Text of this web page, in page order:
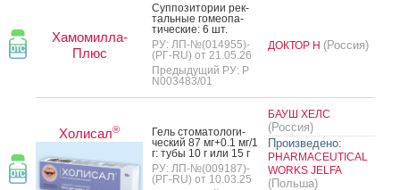
Хамомилла-
Плюс
Суп­по­зито­рии рек­
таль­ные го­ме­опа­
тичес­кие: 6 шт.
РУ: ЛП-№(014955)-
(РГ-RU) от 21.05.26
Предыдущий РУ: Р
N003483/01
ДОКТОР Н (Россия)
Холисал®
Гель сто­мато­логи­
чес­кий 87 мг+0.1 мг/1
г: ту­бы 10 г или 15 г
РУ: ЛП-№(009187)-
(РГ-RU) от 10.03.25
БАУШ ХЕЛС
(Россия)
Произведено:
PHARMACEUTICAL
WORKS JELFA
(Польша)